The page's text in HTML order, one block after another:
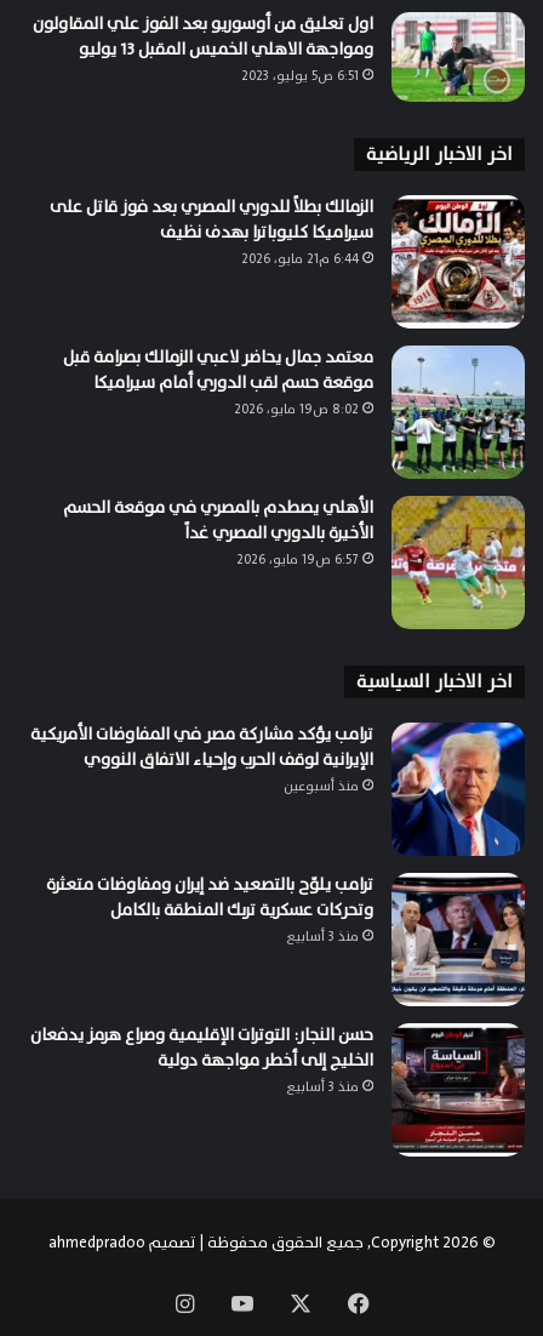
اول تعليق من أوسوريو بعد الفوز علي المقاولون
ومواجهة الاهلي الخميس المقبل 13 يوليو
6:51 ص5 يوليو، 2023
اخر الاخبار الرياضية
الزمالك بطلاً للدوري المصري بعد فوز قاتل على
سيراميكا كليوباترا بهدف نظيف
6:44 م21 مايو، 2026
معتمد جمال يحاضر لاعبي الزمالك بصرامة قبل
موقعة حسم لقب الدوري أمام سيراميكا
8:02 ص19 مايو، 2026
الأهلي يصطدم بالمصري في موقعة الحسم
الأخيرة بالدوري المصري غداً
6:57 ص19 مايو، 2026
اخر الاخبار السياسية
ترامب يؤكد مشاركة مصر في المفاوضات الأمريكية
الإيرانية لوقف الحرب وإحياء الاتفاق النووي
منذ أسبوعين
ترامب يلوّح بالتصعيد ضد إيران ومفاوضات متعثرة
وتحركات عسكرية تربك المنطقة بالكامل
منذ 3 أسابيع
حسن النجار: التوترات الإقليمية وصراع هرمز يدفعان
الخليج إلى أخطر مواجهة دولية
منذ 3 أسابيع
© Copyright 2026, جميع الحقوق محفوظة | تصميم ahmedpradoo
فيسبوك ‫YouTube